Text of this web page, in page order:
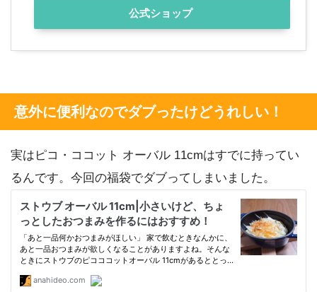
公式ショップ
意外に便利なのでダブったけどうれしい！
実はピコ・ココット オーバル 11cmはすでに持ってい
るんです。今回の福袋でダブってしまいました。